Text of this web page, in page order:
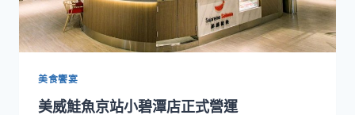
美食饗宴
美威鮭魚京站小碧潭店正式營運